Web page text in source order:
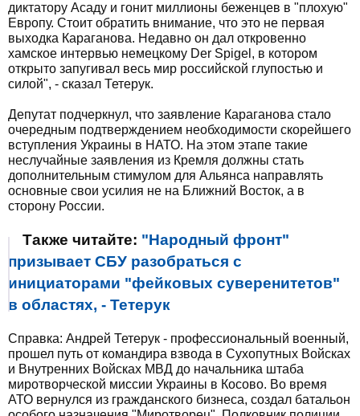
диктатору Асаду и гонит миллионы беженцев в "плохую"
Европу. Стоит обратить внимание, что это не первая
выходка Караганова. Недавно он дал откровенно
хамское интервью немецкому Der Spigel, в котором
открыто запугивал весь мир российской глупостью и
силой", - сказал Тетерук.
Депутат подчеркнул, что заявление Караганова стало
очередным подтверждением необходимости скорейшего
вступления Украины в НАТО. На этом этапе такие
неслучайные заявления из Кремля должны стать
дополнительным стимулом для Альянса направлять
основные свои усилия не на Ближний Восток, а в
сторону России.
Также читайте: "Народный фронт"
призывает СБУ разобраться с
инициаторами "фейковых суверенитетов"
в областях, - Тетерук
Справка: Андрей Тетерук - профессиональный военный,
прошел путь от командира взвода в Сухопутных Войсках
и Внутренних Войсках МВД до начальника штаба
миротворческой миссии Украины в Косово. Во время
АТО вернулся из гражданского бизнеса, создал батальон